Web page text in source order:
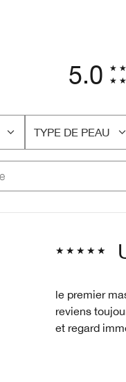
5.0
TYPE DE PEAU
FRANÇAIS
le premier
reviens
et regard